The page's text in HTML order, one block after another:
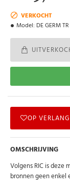
VERKOCHT
Model: DE GERM
OP
OMSCHRIJVING
Volgens RIC is deze
bronnen geen enkel